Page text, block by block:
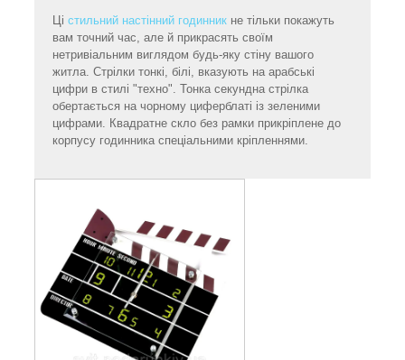
Ці стильний настінний годинник не тільки покажуть
вам точний час, але й прикрасять своїм
нетривіальним виглядом будь-яку стіну вашого
житла. Стрілки тонкі, білі, вказують на арабські
цифри в стилі "техно". Тонка секундна стрілка
обертається на чорному циферблаті із зеленими
цифрами. Квадратне скло без рамки прикріплене до
корпусу годинника спеціальними кріпленнями.